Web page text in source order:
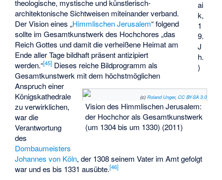
ai
k,
1
9.
J
h.
)
(c) Roland Unger, CC BY-SA 3.0
Vision des Himmlischen Jerusalem:
der Hochchor als Gesamtkunstwerk
(um 1304 bis um 1330) (2011)
theologische, mystische und künstlerisch-
architektonische Sichtweisen miteinander verband.
Der Vision eines „Himmlischen Jerusalem“ folgend
sollte im Gesamtkunstwerk des Hochchores „das
Reich Gottes und damit die verheißene Heimat am
Ende aller Tage bildhaft präsent antizipiert
werden.“[45] Dieses reiche Bildprogramm als
Gesamtkunstwerk mit dem höchstmöglichen
Anspruch einer
Königskathedrale
zu verwirklichen,
war die
Verantwortung
des
Dombaumeisters
Johannes von Köln, der 1308 seinem Vater im Amt gefolgt
war und es bis 1331 ausübte.[46]